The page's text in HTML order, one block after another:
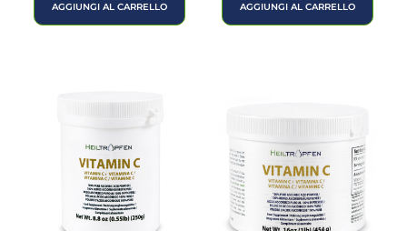
AGGIUNGI AL CARRELLO AGGIUNGI AL CARRELLO